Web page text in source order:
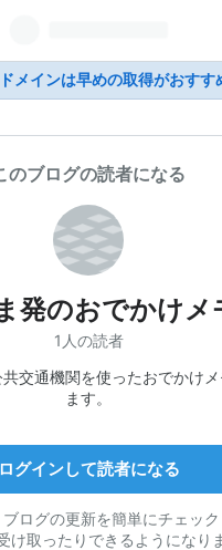
メインは早めの取得がおすす
のブログの読者になる
発のおでかけメ
1人の読者
交通機関を使ったおでかけメ
ます。
ログインして読者になる
ログの更新を簡単にチェック
け取ったりできるようになり